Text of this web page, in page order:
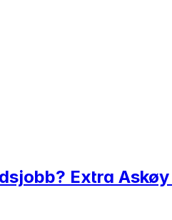
Extra